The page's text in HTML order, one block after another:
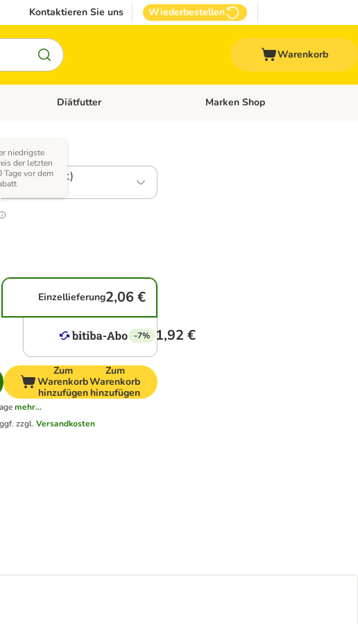
Kontaktieren Sie uns Wiederbestellen
Warenkorb
und ZubehörKategorie-Menü öffnen: Andere Haustiere
Diätfutter Kategorie-Menü öffnen: Diätfutter
Marken Shop
gemischt)
niedrigste
der letzten
Tage vor dem
Einzellieferung2,06 €
-7% 1,92 €
Zum
Warenkorb
hinzufügen
Zum
Warenkorb
hinzufügen
mehr...
ggf. zzgl.Versandkosten